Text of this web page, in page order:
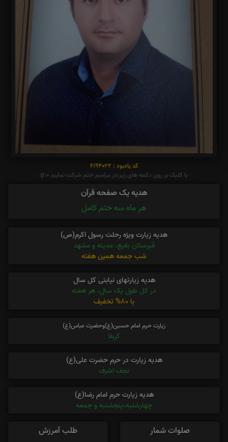
کد یادبود : 6194022
با کلیک بر روی دکمه های زیر،در مراسم ختم شرکت نمایید p:0
هدیه یک صفحه قرآن
هر ماه سه ختم کامل
هدیه زیارت ویژه رحلت رسول اکرم(ص)
قبرستان بقیع، مدینه و مشهد
شب جمعه همین هفته
هدیه زیارتهای نیابتی کل سال
در کل طول یک سال، هر هفته
با 80% تخفیف
زیارت حرم امام حسین(ع)وحضرت عباس(ع)
کربلا
هدیه زیارت در حرم حضرت علی(ع)
نجف اشرف
هدیه زیارت حرم امام رضا(ع)
چهارشنبه،پنجشنبه و جمعه
صلوات شمار
طلب آمرزش